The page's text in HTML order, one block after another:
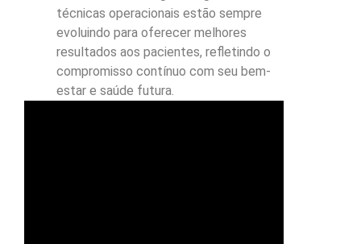
técnicas operacionais estão sempre
evoluindo para oferecer melhores
resultados aos pacientes, refletindo o
compromisso contínuo com seu bem-
estar e saúde futura.